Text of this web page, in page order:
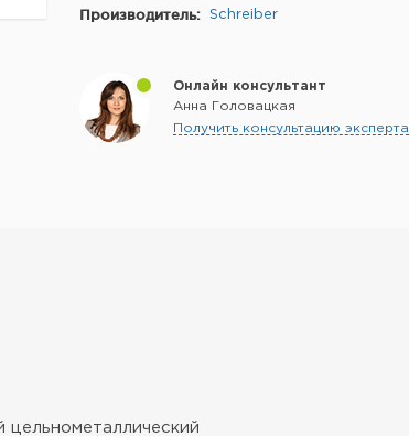
Производитель: Schreiber
Онлайн консультант
Анна Головацкая
Получить консультацию эксперта
цельнометаллический